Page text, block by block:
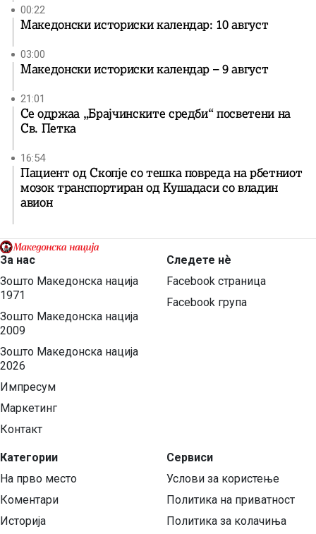
00:22
Македонски историски календар: 10 август
03:00
Македонски историски календар – 9 август
21:01
Се одржаа „Брајчинските средби“ посветени на
Св. Петка
16:54
Пациент од Скопје со тешка повреда на рбетниот
мозок транспортиран од Кушадаси со владин
авион
За нас
Зошто Македонска нација
1971
Зошто Македонска нација
2009
Зошто Македонска нација
2026
Импресум
Маркетинг
Контакт
Категории
На прво место
Коментари
Историја
Следете нѐ
Facebook страница
Facebook група
Сервиси
Услови за користење
Политика на приватност
Политика за колачиња